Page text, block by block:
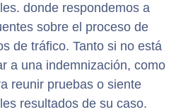
donde respondemos a
sobre el proceso de
de tráfico. Tanto si no está
a una indemnización, como
reunir pruebas o siente
resultados de su caso.